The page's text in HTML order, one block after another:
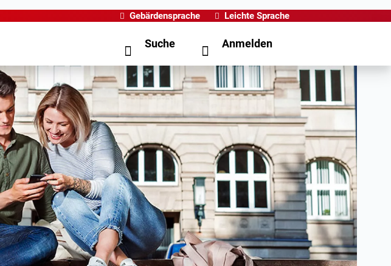
Gebärdensprache Leichte Sprache
Suche Anmelden